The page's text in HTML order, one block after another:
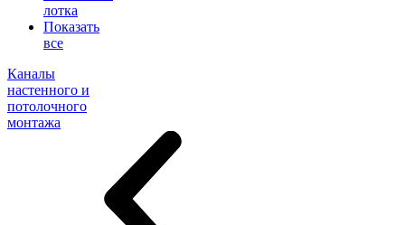
лотка
Показать
все
Каналы
настенного и
потолочного
монтажа